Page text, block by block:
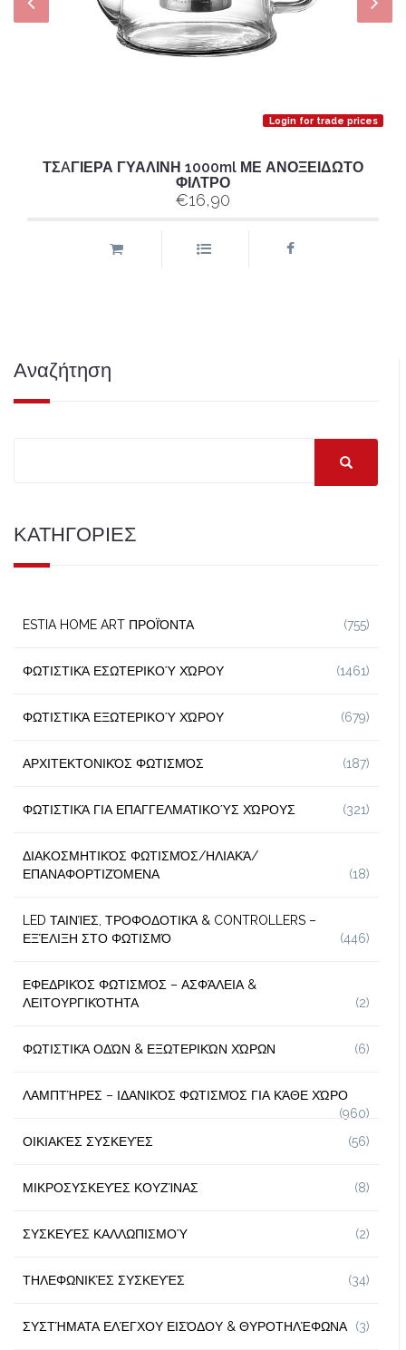
Login for trade prices
ΤΣAΓΙΕΡΑ ΓΥΑΛΙΝΗ 1000ml ΜΕ ΑΝΟΞΕΙΔΩΤΟ
ΦΙΛΤΡΟ
€16,90
Αναζήτηση
ΚΑΤΗΓΟΡΙΕΣ
ESTIA HOME ART ΠΡΟΪΌΝΤΑ (755)
ΦΩΤΙΣΤΙΚΆ ΕΣΩΤΕΡΙΚΟΎ ΧΏΡΟΥ (1461)
ΦΩΤΙΣΤΙΚΆ ΕΞΩΤΕΡΙΚΟΎ ΧΏΡΟΥ (679)
ΑΡΧΙΤΕΚΤΟΝΙΚΌΣ ΦΩΤΙΣΜΌΣ (187)
ΦΩΤΙΣΤΙΚΆ ΓΙΑ ΕΠΑΓΓΕΛΜΑΤΙΚΟΎΣ ΧΏΡΟΥΣ (321)
ΔΙΑΚΟΣΜΗΤΙΚΌΣ ΦΩΤΙΣΜΌΣ/ΗΛΙΑΚΆ/
ΕΠΑΝΑΦΟΡΤΙΖΌΜΕΝΑ
(18)
LED ΤΑΙΝΊΕΣ, ΤΡΟΦΟΔΟΤΙΚΆ & CONTROLLERS –
ΕΞΈΛΙΞΗ ΣΤΟ ΦΩΤΙΣΜΌ
(446)
ΕΦΕΔΡΙΚΌΣ ΦΩΤΙΣΜΌΣ – ΑΣΦΆΛΕΙΑ &
ΛΕΙΤΟΥΡΓΙΚΌΤΗΤΑ
(2)
ΦΩΤΙΣΤΙΚΆ ΟΔΏΝ & ΕΞΩΤΕΡΙΚΏΝ ΧΏΡΩΝ (6)
ΛΑΜΠΤΉΡΕΣ – ΙΔΑΝΙΚΌΣ ΦΩΤΙΣΜΌΣ ΓΙΑ ΚΆΘΕ ΧΏΡΟ
(960)
ΟΙΚΙΑΚΈΣ ΣΥΣΚΕΥΈΣ
(56)
ΜΙΚΡΟΣΥΣΚΕΥΈΣ ΚΟΥΖΊΝΑΣ (8)
ΣΥΣΚΕΥΈΣ ΚΑΛΛΩΠΙΣΜΟΎ (2)
ΤΗΛΕΦΩΝΙΚΈΣ ΣΥΣΚΕΥΈΣ (34)
ΣΥΣΤΉΜΑΤΑ ΕΛΈΓΧΟΥ ΕΙΣΌΔΟΥ & ΘΥΡΟΤΗΛΈΦΩΝΑ (3)